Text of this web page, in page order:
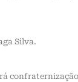
Silva.